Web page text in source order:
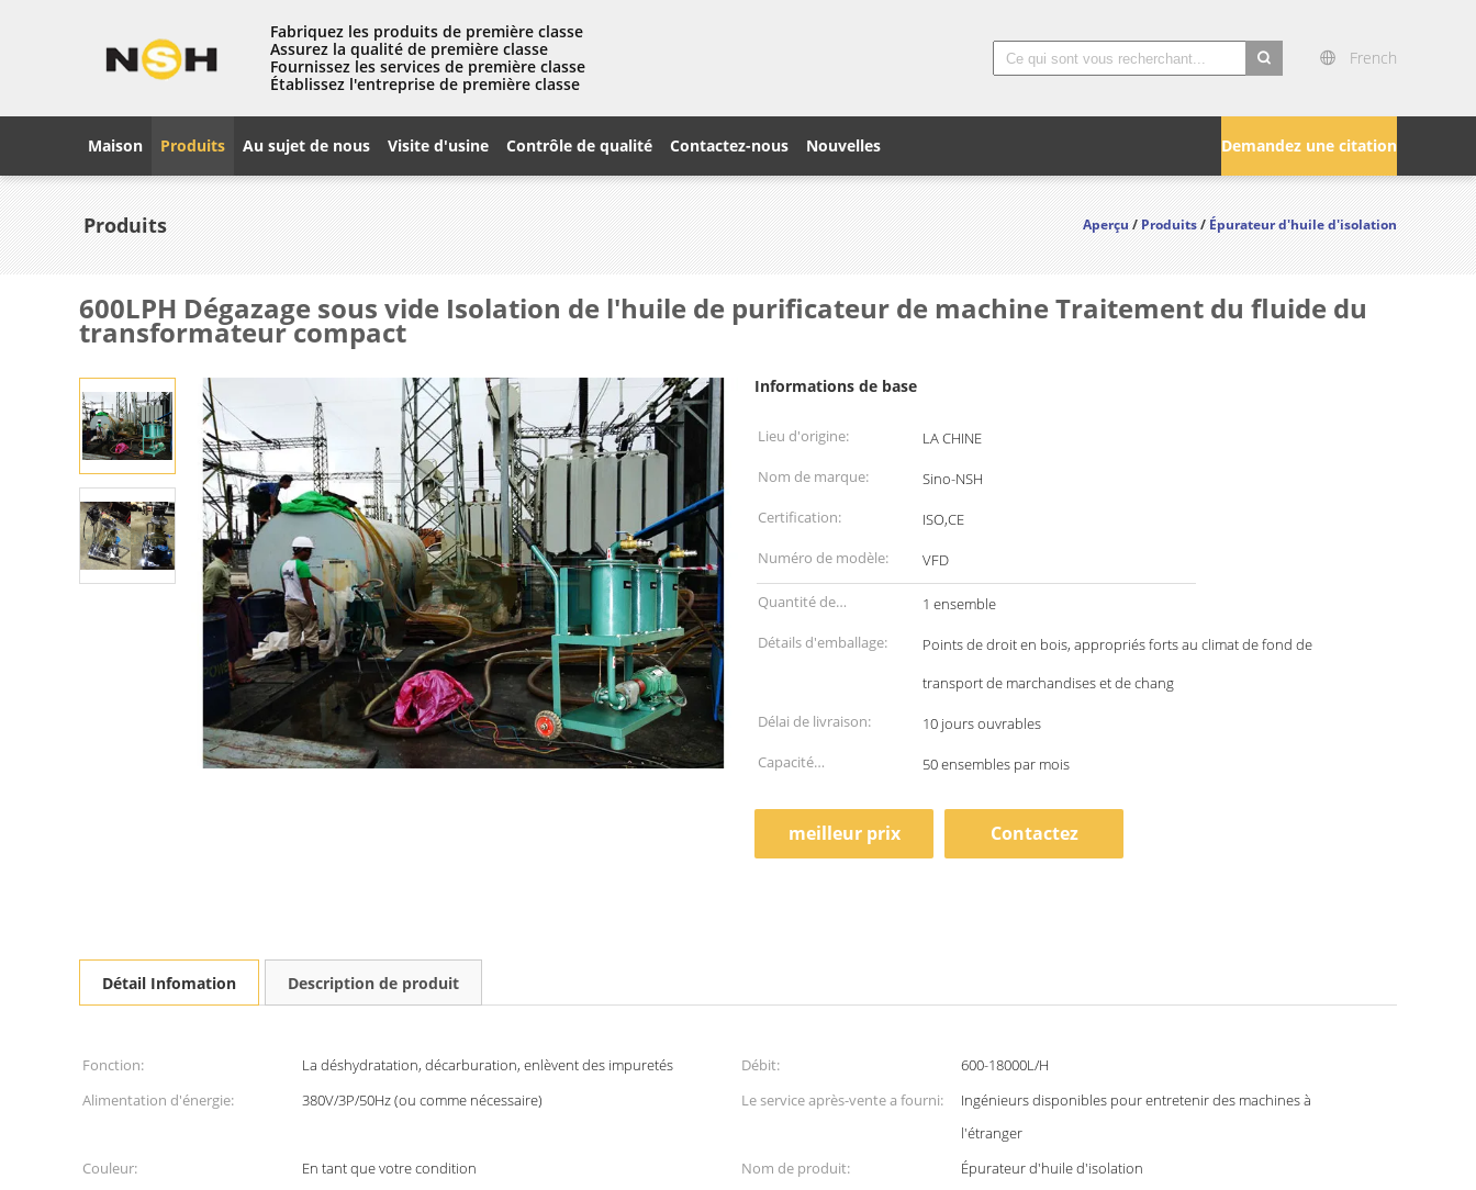
Fabriquez les produits de première classe
Assurez la qualité de première classe
Fournissez les services de première classe
Établissez l'entreprise de première classe
French
Demandez une citation
Maison Produits Au sujet de nous Visite d'usine Contrôle de qualité Contactez-nous Nouvelles
Produits Aperçu/Produits/Épurateur d'huile d'isolation
600LPH Dégazage sous vide Isolation de l'huile de purificateur de machine Traitement du fluide du
transformateur compact
Informations de base
Lieu d'origine:
LA CHINE
Nom de marque:
Sino-NSH
Certification:
ISO,CE
Numéro de modèle:
VFD
Quantité de
commande min:
1 ensemble
Détails d'emballage:
Points de droit en bois, appropriés forts au climat de fond de
transport de marchandises et de chang
Délai de livraison:
10 jours ouvrables
Capacité
50 ensembles par mois
meilleur prix Contactez
Détail Infomation Description de produit
Fonction: La déshydratation, décarburation, enlèvent des impuretés Débit:
600-18000L/H
Alimentation d'énergie:
380V/3P/50Hz (ou comme nécessaire) Le service après-vente a fourni:
Ingénieurs disponibles pour entretenir des machines à
l'étranger
Couleur:
En tant que votre condition Nom de produit:
Épurateur d'huile d'isolation